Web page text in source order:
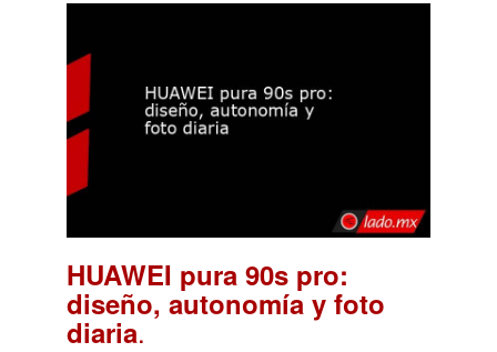
HUAWEI pura 90s pro:
diseño, autonomía y foto
diaria.